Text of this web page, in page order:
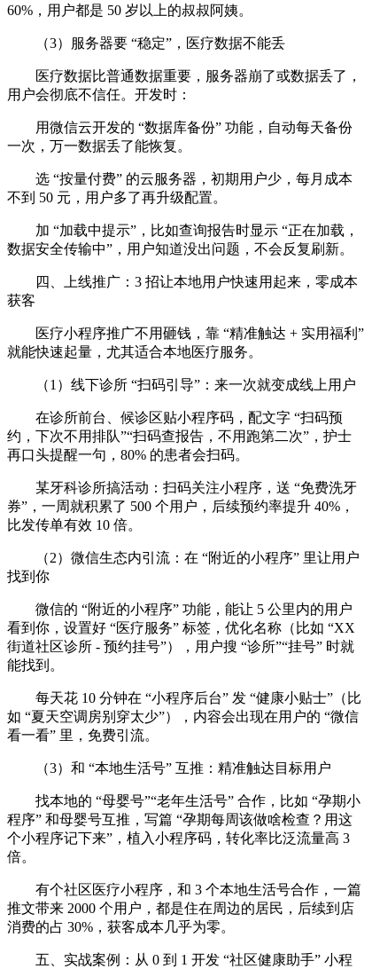
60%，用户都是 50 岁以上的叔叔阿姨。
（3）服务器要 “稳定”，医疗数据不能丢
医疗数据比普通数据重要，服务器崩了或数据丢了，
用户会彻底不信任。开发时：
用微信云开发的 “数据库备份” 功能，自动每天备份
一次，万一数据丢了能恢复。
选 “按量付费” 的云服务器，初期用户少，每月成本
不到 50 元，用户多了再升级配置。
加 “加载中提示”，比如查询报告时显示 “正在加载，
数据安全传输中”，用户知道没出问题，不会反复刷新。
四、上线推广：3 招让本地用户快速用起来，零成本
获客
医疗小程序推广不用砸钱，靠 “精准触达 + 实用福利”
就能快速起量，尤其适合本地医疗服务。
（1）线下诊所 “扫码引导”：来一次就变成线上用户
在诊所前台、候诊区贴小程序码，配文字 “扫码预
约，下次不用排队”“扫码查报告，不用跑第二次”，护士
再口头提醒一句，80% 的患者会扫码。
某牙科诊所搞活动：扫码关注小程序，送 “免费洗牙
券”，一周就积累了 500 个用户，后续预约率提升 40%，
比发传单有效 10 倍。
（2）微信生态内引流：在 “附近的小程序” 里让用户
找到你
微信的 “附近的小程序” 功能，能让 5 公里内的用户
看到你，设置好 “医疗服务” 标签，优化名称（比如 “XX
街道社区诊所 - 预约挂号”），用户搜 “诊所”“挂号” 时就
能找到。
每天花 10 分钟在 “小程序后台” 发 “健康小贴士”（比
如 “夏天空调房别穿太少”），内容会出现在用户的 “微信
看一看” 里，免费引流。
（3）和 “本地生活号” 互推：精准触达目标用户
找本地的 “母婴号”“老年生活号” 合作，比如 “孕期小
程序” 和母婴号互推，写篇 “孕期每周该做啥检查？用这
个小程序记下来”，植入小程序码，转化率比泛流量高 3
倍。
有个社区医疗小程序，和 3 个本地生活号合作，一篇
推文带来 2000 个用户，都是住在周边的居民，后续到店
消费的占 30%，获客成本几乎为零。
五、实战案例：从 0 到 1 开发 “社区健康助手” 小程